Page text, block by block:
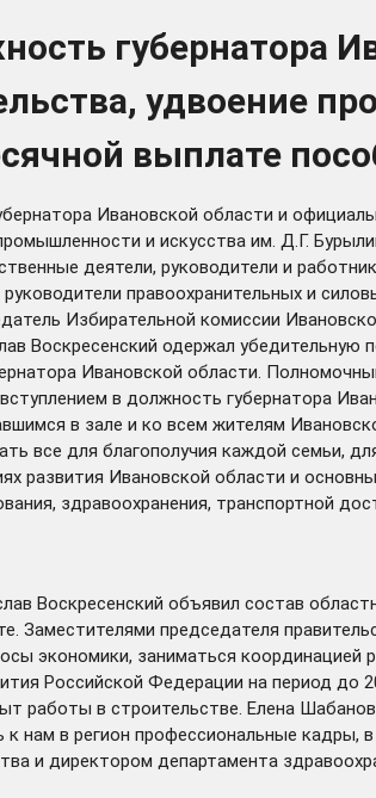
губернатора
удвоение
выплате
Ивановской области и
и искусства им. Д.Г.
деятели, руководители и
правоохранительных и
Избирательной комиссии
Воскресенский одержал убедительную
Ивановской области.
в должность губернатора
в зале и ко всем жителям
для благополучия каждой семьи,
развития Ивановской области и
здравоохранения, транспортной
Воскресенский объявил состав
Заместителями председателя
экономики, заниматься
Российской Федерации на период до
работы в строительстве. Елена
нам в регион профессиональные
и директором департамента